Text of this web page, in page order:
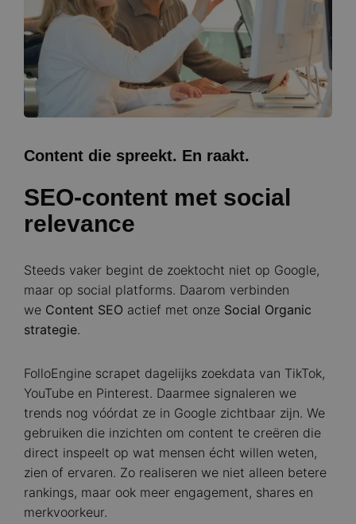
Content die spreekt. En raakt.
SEO-content met social
relevance
Steeds vaker begint de zoektocht niet op Google,
maar op social platforms. Daarom verbinden
we Content SEO actief met onze Social Organic
strategie.
FolloEngine scrapet dagelijks zoekdata van TikTok,
YouTube en Pinterest. Daarmee signaleren we
trends nog vóórdat ze in Google zichtbaar zijn. We
gebruiken die inzichten om content te creëren die
direct inspeelt op wat mensen écht willen weten,
zien of ervaren. Zo realiseren we niet alleen betere
rankings, maar ook meer engagement, shares en
merkvoorkeur.